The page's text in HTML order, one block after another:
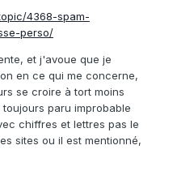
4368-spam-
perso/
et j'avoue que je
en ce qui me concerne,
se croire à tort moins
paru improbable
chiffres et lettres pas le
sites ou il est mentionné,